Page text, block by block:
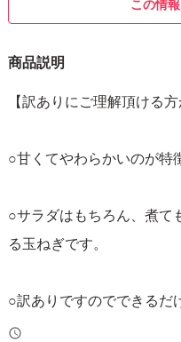
この情
商品説明
【訳ありにご理解頂ける
○甘くてやわらかいのが特
○サラダはもちろん、煮て
る玉ねぎです。
○訳ありですのでできるだ